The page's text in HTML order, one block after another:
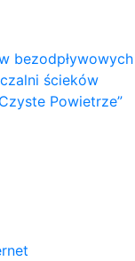
bezodpływowych
ścieków
Powietrze”